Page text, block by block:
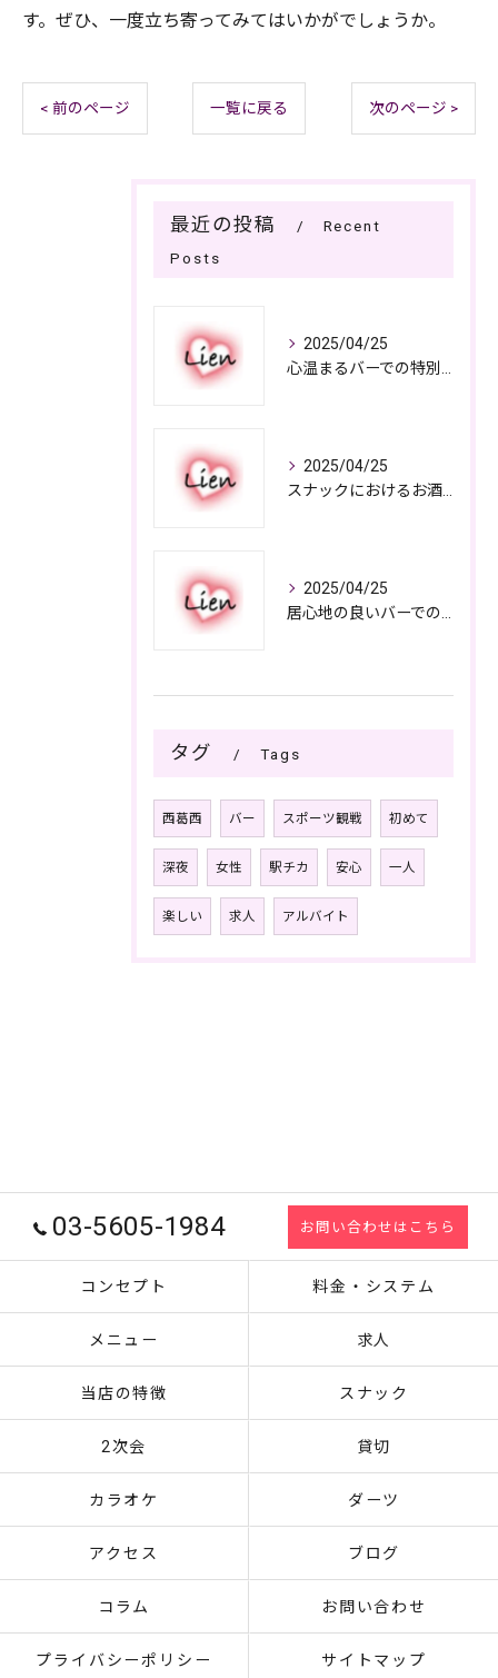
す。ぜひ、一度立ち寄ってみてはいかがでしょうか。
< 前のページ 一覧に戻る 次のページ >
最近の投稿
Recent
Posts
2025/04/25
2025/04/25
2025/04/25
タグ Tags
西葛西 バー スポーツ観戦 初めて
深夜 女性 駅チカ 安心 一人
楽しい 求人 アルバイト
03-5605-1984 お問い合わせはこちら
コンセプト 料金・システム
メニュー 求人
当店の特徴 スナック
2次会 貸切
カラオケ ダーツ
アクセス ブログ
コラム お問い合わせ
プライバシーポリシー サイトマップ